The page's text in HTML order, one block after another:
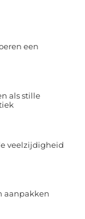
een
als stille
veelzijdigheid
aanpakken